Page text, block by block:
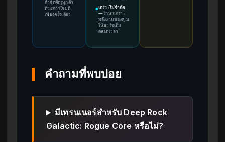
กำจัดศัตรูทุกตัว
ด้วยการโจมตี
เพียงครั้งเดียว
●เกราะไม่จำกัด
—รักษาเกราะ
พลังงานของคุณ
ให้ชาร์จเต็ม
ตลอดเวลา
คำถามที่พบบ่อย
มีเทรนเนอร์สำหรับ Deep Rock
Galactic: Rogue Core หรือไม่?